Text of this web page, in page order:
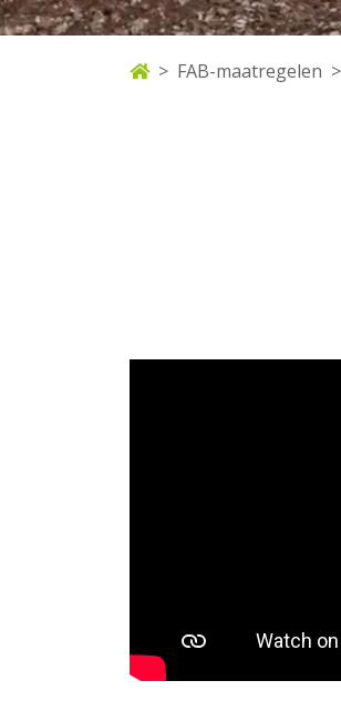
FAB-maatregelen